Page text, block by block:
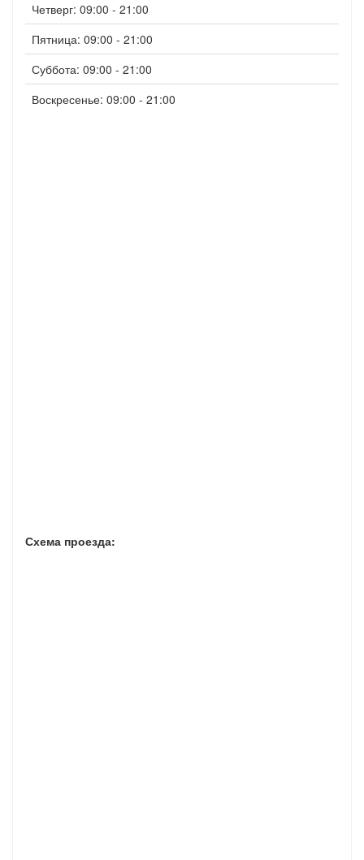
Четверг: 09:00 - 21:00
Пятница: 09:00 - 21:00
Суббота: 09:00 - 21:00
Воскресенье: 09:00 - 21:00
Схема проезда: